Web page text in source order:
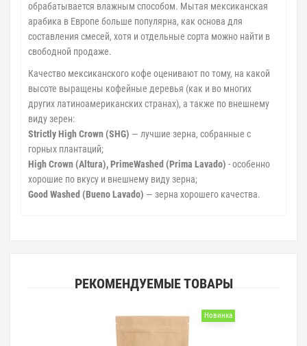
обрабатывается влажным способом. Мытая мексиканская
арабика в Европе больше популярна, как основа для
составления смесей, хотя и отдельные сорта можно найти в
свободной продаже.
Качество мексиканского кофе оценивают по тому, на какой
высоте выращены кофейные деревья (как и во многих
других латиноамериканских странах), а также по внешнему
виду зерен:
Strictly High Crown (SHG) — лучшие зерна, собранные с
горных плантаций;
High Crown (Altura), PrimeWashed (Prima Lavado) - особенно
хорошие по вкусу и внешнему виду зерна;
Good Washed (Bueno Lavado) — зерна хорошего качества.
РЕКОМЕНДУЕМЫЕ ТОВАРЫ
Новинка